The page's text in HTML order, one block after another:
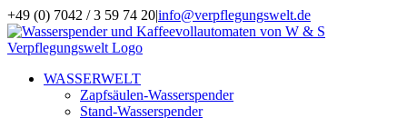
Zum
Inhalt
springen
+49 (0) 7042 / 3 59 74 20|info@verpflegungswelt.de
Facebook
LinkedIn
Xing
Instagram
WASSERWELT
Zapfsäulen-Wasserspender
Stand-Wasserspender